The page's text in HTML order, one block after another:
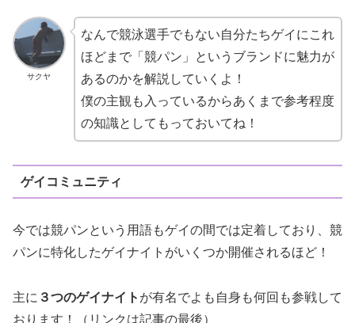
サクヤ
なんで競泳選手でもない自分たちゲイにこれ
ほどまで「競パン」というブランドに魅力が
あるのかを解説していくよ！
僕の主観も入っているからあくまで参考程度
の知識としてもっておいてね！
ゲイコミュニティ
今では競パンという用語もゲイの間では定着しており、競
パンに特化したゲイナイトがいくつか開催されるほど！
主に ３つのゲイナイト が有名でよも自身も何回も参戦して
おります！（リンクは記事の最後）